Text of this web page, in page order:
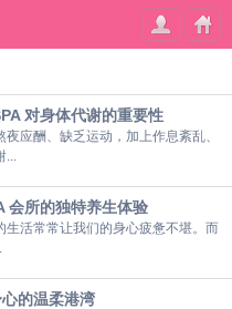
对身体代谢的重要性
应酬、缺乏运动，加上作息紊乱、
...
会所的独特养生体验
生活常常让我们的身心疲惫不堪。而
心的温柔港湾